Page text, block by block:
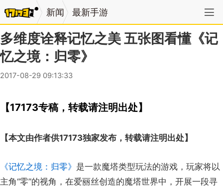
新闻 最新手游
多维度诠释记忆之美 五张图看懂《记
忆之境：归零》
2017-08-29 09:13:33
【17173专稿，转载请注明出处】
【本文由作者供17173独家发布，转载请注明出处】
《记忆之境：归零》 是一款魔塔类型玩法的游戏，玩家将以
主角“零”的视角，在爱丽丝创造的魔塔世界中，开展一段寻